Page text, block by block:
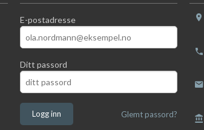
E-postadresse
Ditt passord
Glemt passord?